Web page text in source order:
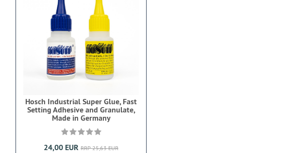
Hosch Industrial Super Glue, Fast
Setting Adhesive and Granulate,
Made in Germany
24,00 EUR RRP 25,63 EUR